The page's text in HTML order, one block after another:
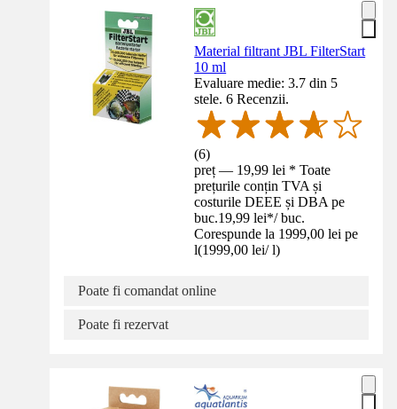
Material filtrant JBL FilterStart
10 ml
Evaluare medie: 3.7 din 5
stele. 6 Recenzii.
(6)
preț — 19,99 lei * Toate
prețurile conțin TVA și
costurile DEEE și DBA pe
buc.19,99 lei*/ buc.
Corespunde la 1999,00 lei pe
l(1999,00 lei/ l)
Poate fi comandat online
Poate fi rezervat